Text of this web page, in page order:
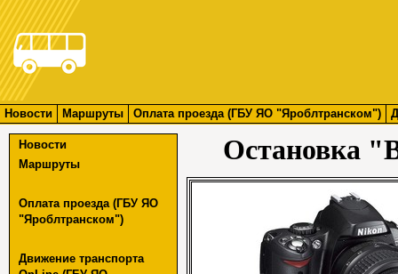
Новости Маршруты Оплата проезда (ГБУ ЯО "Яроблтранском")
Новости
Маршруты
Оплата проезда (ГБУ ЯО
"Яроблтранском")
Движение транспорта
Остановка